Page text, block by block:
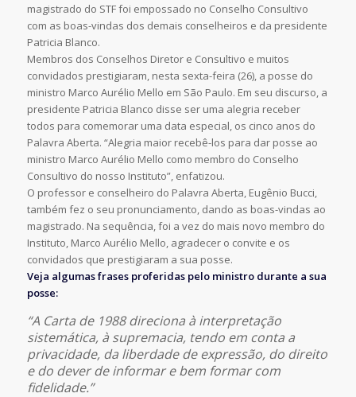
magistrado do STF foi empossado no Conselho Consultivo
com as boas-vindas dos demais conselheiros e da presidente
Patricia Blanco.
Membros dos Conselhos Diretor e Consultivo e muitos
convidados prestigiaram, nesta sexta-feira (26), a posse do
ministro Marco Aurélio Mello em São Paulo. Em seu discurso, a
presidente Patricia Blanco disse ser uma alegria receber
todos para comemorar uma data especial, os cinco anos do
Palavra Aberta. “Alegria maior recebê-los para dar posse ao
ministro Marco Aurélio Mello como membro do Conselho
Consultivo do nosso Instituto”, enfatizou.
O professor e conselheiro do Palavra Aberta, Eugênio Bucci,
também fez o seu pronunciamento, dando as boas-vindas ao
magistrado. Na sequência, foi a vez do mais novo membro do
Instituto, Marco Aurélio Mello, agradecer o convite e os
convidados que prestigiaram a sua posse.
Veja algumas frases proferidas pelo ministro durante a sua
posse:
“A Carta de 1988 direciona à interpretação
sistemática, à supremacia, tendo em conta a
privacidade, da liberdade de expressão, do direito
e do dever de informar e bem formar com
fidelidade.”